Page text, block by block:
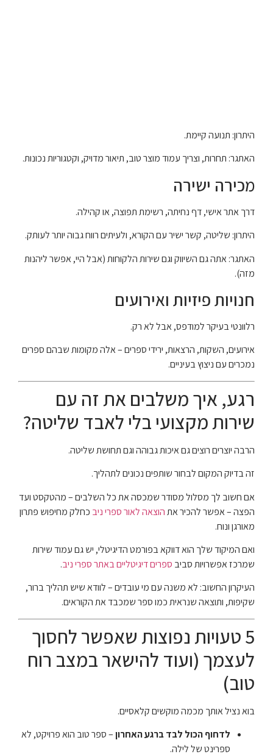
היתרון: תנועה קיימת.
האתגר: תחרות, וצריך עמוד מוצר טוב, תיאור מדויק, וקטגוריות נכונות.
מכירה ישירה
דרך אתר אישי, דף נחיתה, רשימת תפוצה, או קהילה.
היתרון: שליטה, קשר ישיר עם הקורא, ולעיתים רווח גבוה יותר לעותק.
האתגר: אתה גם השיווק וגם שירות הלקוחות (אבל היי, אפשר ליהנות
מזה).
חנויות פיזיות ואירועים
רלוונטי בעיקר למודפס, אבל לא רק.
אירועים, השקות, הרצאות, ירידי ספרים – אלה מקומות שבהם ספרים
נמכרים עם ניצוץ בעיניים.
רגע, איך משלבים את זה עם
שירות מקצועי בלי לאבד שליטה?
הרבה יוצרים רוצים גם איכות גבוהה וגם תחושת שליטה.
זה בדיוק המקום לבחור שותפים נכונים לתהליך.
אם חשוב לך מסלול מסודר שמכסה את כל השלבים – מהטקסט ועד
הפצה – אפשר להכיר אתהוצאה לאור ספרי ניב כחלק מחיפוש פתרון
מאורגן ונוח.
ואם המיקוד שלך הוא דווקא בפורמט הדיגיטלי, יש גם עמוד שירות
שמרכז אפשרויות סביב ספרים דיגיטליים באתר ספרי ניב.
העיקרון החשוב: לא משנה עם מי עובדים – לוודא שיש תהליך ברור,
שקיפות, ותוצאה שנראית כמו ספר שמכבד את הקוראים.
5 טעויות נפוצות שאפשר לחסוך
לעצמך (ועוד להישאר במצב רוח
טוב)
בוא נציל אותך מכמה מוקשים קלאסיים.
לדחוף הכול לבד ברגע האחרון– ספר טוב הוא פרויקט, לא
ספרינט של לילה.